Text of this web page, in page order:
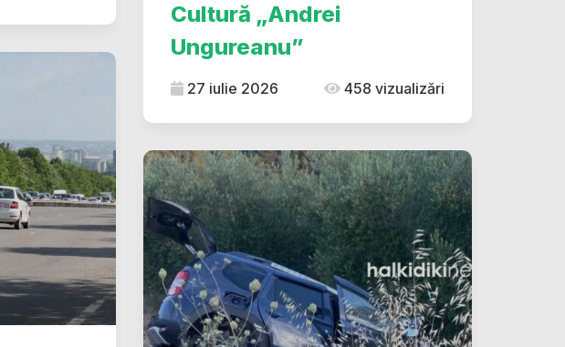
Cultură „Andrei
Ungureanu”
27 iulie 2026 458 vizualizări